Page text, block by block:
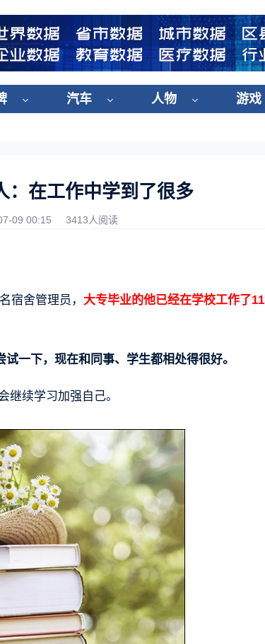
汽车 人物 游戏
：在工作中学到了很多
09 00:15 3413人阅读
宿舍管理员， 大专毕业的他已经在学校工作了11
一下，现在和同事、学生都相处得很好。
继续学习加强自己。